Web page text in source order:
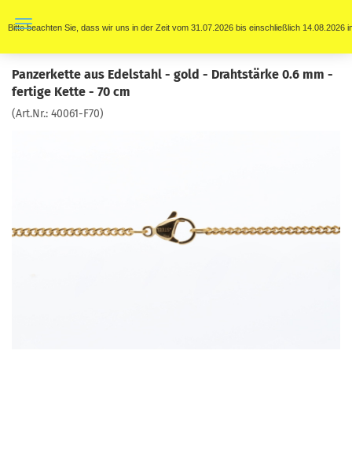
Bitte beachten Sie, dass wir uns in der Zeit vom 31.07.2026 bis einschließlich
Panzerkette aus Edelstahl - gold - Drahtstärke 0.6 mm -
fertige Kette - 70 cm
(Art.Nr.: 40061-F70)